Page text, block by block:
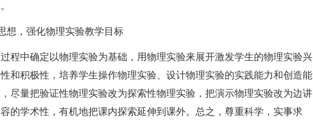
想，强化物理实验教学目标
程中确定以物理实验为基础，用物理实验来展开激发学生的物理实验兴
和积极性，培养学生操作物理实验、设计物理实验的实践能力和创造能
尽量把验证性物理实验改为探索性物理实验，把演示物理实验改为边讲
的学术性，有机地把课内探索延伸到课外。总之，尊重科学，实事求